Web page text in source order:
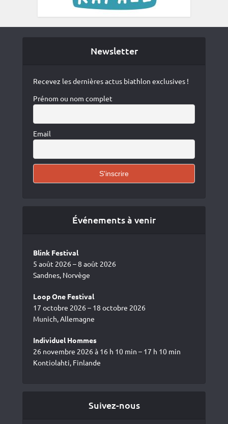
Newsletter
Recevez les dernières actus biathlon exclusives !
Prénom ou nom complet
Email
Événements à venir
Blink Festival
5 août 2026 – 8 août 2026
Sandnes, Norvège
Loop One Festival
17 octobre 2026 – 18 octobre 2026
Munich, Allemagne
Individuel Hommes
26 novembre 2026 à 16 h 10 min – 17 h 10 min
Kontiolahti, Finlande
Suivez-nous